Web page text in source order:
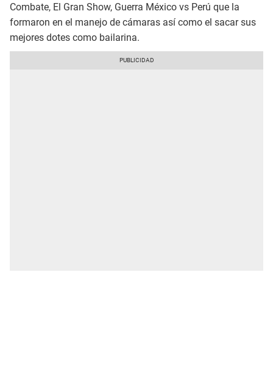
Combate, El Gran Show, Guerra México vs Perú que la
formaron en el manejo de cámaras así como el sacar sus
mejores dotes como bailarina.